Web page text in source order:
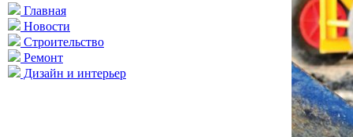
Главная
Новости
Строительство
Ремонт
Дизайн и интерьер